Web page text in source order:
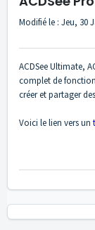
Modifié le : Jeu, 30
ACDSee Ultimate,
complet de
créer et partager
Voici le lien vers un